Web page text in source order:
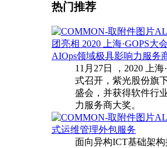
热门推荐
团亮相 2020 上海·GOPS大
AIOps领域极具影响力服务
11月27日 ，2020 上
式召开，紫光股份旗
盛会，并获得软件行
力服务商大奖。
式运维管理外包服务
面向异构ICT基础架